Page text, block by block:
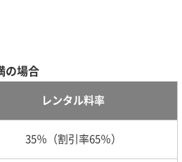
の場合
レンタル料率
35％（割引率65％）